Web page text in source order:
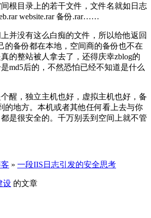
根目录上的若干文件，文件名就如日志
website.rar 备份.rar……
并没有这么白痴的文件，所以给他返回
的备份都在本地，空间商的备份也不在
的整站被人拿去了，还得庆幸zblog的
md5后的，不然恐怕已经不知道是什么
醒，独立主机也好，虚拟主机也好，备
的地方。本机或者其他任何看上去与你
是很安全的。千万别丢到空间上就不管
» 一段IIS日志引发的安全思考
设 的文章